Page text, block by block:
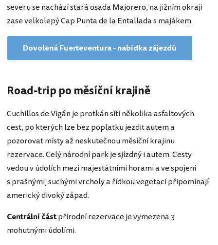
severu se nachází stará osada Majorero, na jižním okraji
zase velkolepý Cap Punta de la Entallada s majákem.
Dovolená Fuerteventura - nabídka zájezdů
Road-trip po měsíční krajině
Cuchillos de Vigán je protkán sítí několika asfaltových
cest, po kterých lze bez poplatku jezdit autem a
pozorovat místy až neskutečnou měsíční krajinu
rezervace. Celý národní park je sjízdný i autem. Cesty
vedou v údolích mezi majestátními horami a ve spojení
s prašnými, suchými vrcholy a řídkou vegetací připomínají
americký divoký západ.
Centrální částpřírodní rezervace je vymezena 3
mohutnými údolími.